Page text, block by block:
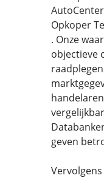
Opkoper
. Onze
objectieve
geven